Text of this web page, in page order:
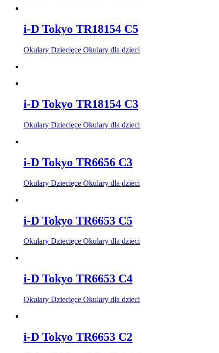
i-D Tokyo TR18154 C5
Okulary Dziecięce Okulary dla dzieci
i-D Tokyo TR18154 C3
Okulary Dziecięce Okulary dla dzieci
i-D Tokyo TR6656 C3
Okulary Dziecięce Okulary dla dzieci
i-D Tokyo TR6653 C5
Okulary Dziecięce Okulary dla dzieci
i-D Tokyo TR6653 C4
Okulary Dziecięce Okulary dla dzieci
i-D Tokyo TR6653 C2